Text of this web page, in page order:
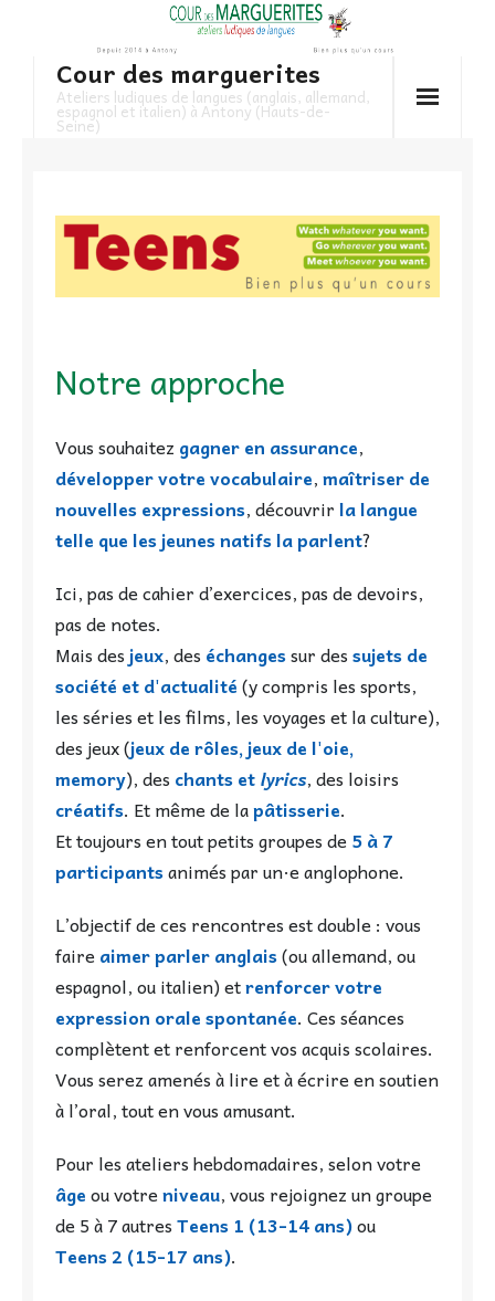
content
Cour des marguerites
Ateliers ludiques de langues (anglais, allemand,
espagnol et italien) à Antony (Hauts-de-
Seine)
Notre approche
Vous souhaitez gagner en assurance,
développer votre vocabulaire,maîtriser de
nouvelles expressions, découvrirla langue
telle que les jeunes natifs la parlent?
Ici, pas de cahier d’exercices, pas de devoirs,
pas de notes.
Mais des jeux, des échangessur dessujets de
société et d'actualité(y compris les sports,
les séries et les films, les voyages et la culture),
des jeux (jeux de rôles, jeux de l'oie,
memory), des chants etlyrics, des loisirs
créatifs. Et même de lapâtisserie.
Et toujours en tout petits groupes de 5 à 7
participantsanimés par un·e anglophone.
L’objectif de ces rencontres est double : vous
faire aimer parler anglais(ou allemand, ou
espagnol, ou italien) etrenforcer votre
expression orale spontanée. Ces séances
complètent et renforcent vos acquis scolaires.
Vous serez amenés à lire et à écrire en soutien
à l’oral, tout en vous amusant.
Pour les ateliers hebdomadaires, selon votre
âgeou votreniveau, vous rejoignez un groupe
de 5 à 7 autresTeens 1 (13-14 ans)ou
Teens 2 (15-17 ans).